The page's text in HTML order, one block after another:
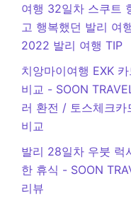
여행 32일차 스쿠트
고 행복했던 발리 여
2022 발리 여행 TIP
치앙마이여행 EXK
비교 - SOON
러 환전 / 토스체크
비교
발리 28일차 우붓 럭
한 휴식 - SOON
리뷰